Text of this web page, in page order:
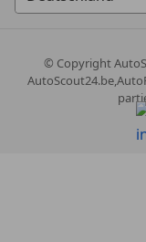
© Copyright